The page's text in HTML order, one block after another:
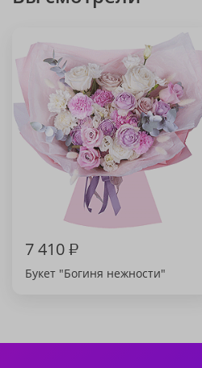
7 410₽
Букет "Богиня нежности"